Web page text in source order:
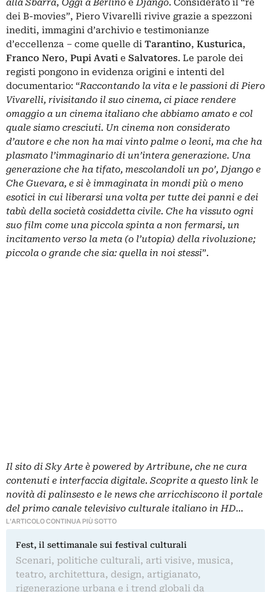
alla Sbarra, Oggi a Berlino eDjango. Considerato il “re
dei B-movies”, Piero Vivarelli rivive grazie a spezzoni
inediti, immagini d’archivio e testimonianze
d’eccellenza – come quelle di Tarantino, Kusturica,
Franco Nero, Pupi Avati e Salvatores. Le parole dei
registi pongono in evidenza origini e intenti del
documentario: “Raccontando la vita e le passioni di Piero
Vivarelli, rivisitando il suo cinema, ci piace rendere
omaggio a un cinema italiano che abbiamo amato e col
quale siamo cresciuti. Un cinema non considerato
d’autore e che non ha mai vinto palme o leoni, ma che ha
plasmato l’immaginario di un’intera generazione. Una
generazione che ha tifato, mescolandoli un po’, Django e
Che Guevara, e si è immaginata in mondi più o meno
esotici in cui liberarsi una volta per tutte dei panni e dei
tabù della società cosiddetta civile. Che ha vissuto ogni
suo film come una piccola spinta a non fermarsi, un
incitamento verso la meta (o l’utopia) della rivoluzione;
piccola o grande che sia: quella in noi stessi”.
Il sito di Sky Arte è powered by Artribune, che ne cura
contenuti e interfaccia digitale. Scoprite a questo link le
novità di palinsesto e le news che arricchiscono il portale
del primo canale televisivo culturale italiano in HD…
L'ARTICOLO CONTINUA PIÙ SOTTO
Fest, il settimanale sui festival culturali
Scenari, politiche culturali, arti visive, musica,
teatro, architettura, design, artigianato,
rigenerazione urbana e i trend globali da